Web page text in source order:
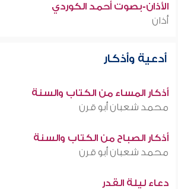
الأذان-بصوت أحمد الكوردي
أذان
أدعية وأذكار
أذكار المساء من الكتاب والسنة
محمد شعبان أبو قرن
أذكار الصباح من الكتاب والسنة
محمد شعبان أبو قرن
دعاء ليلة القدر